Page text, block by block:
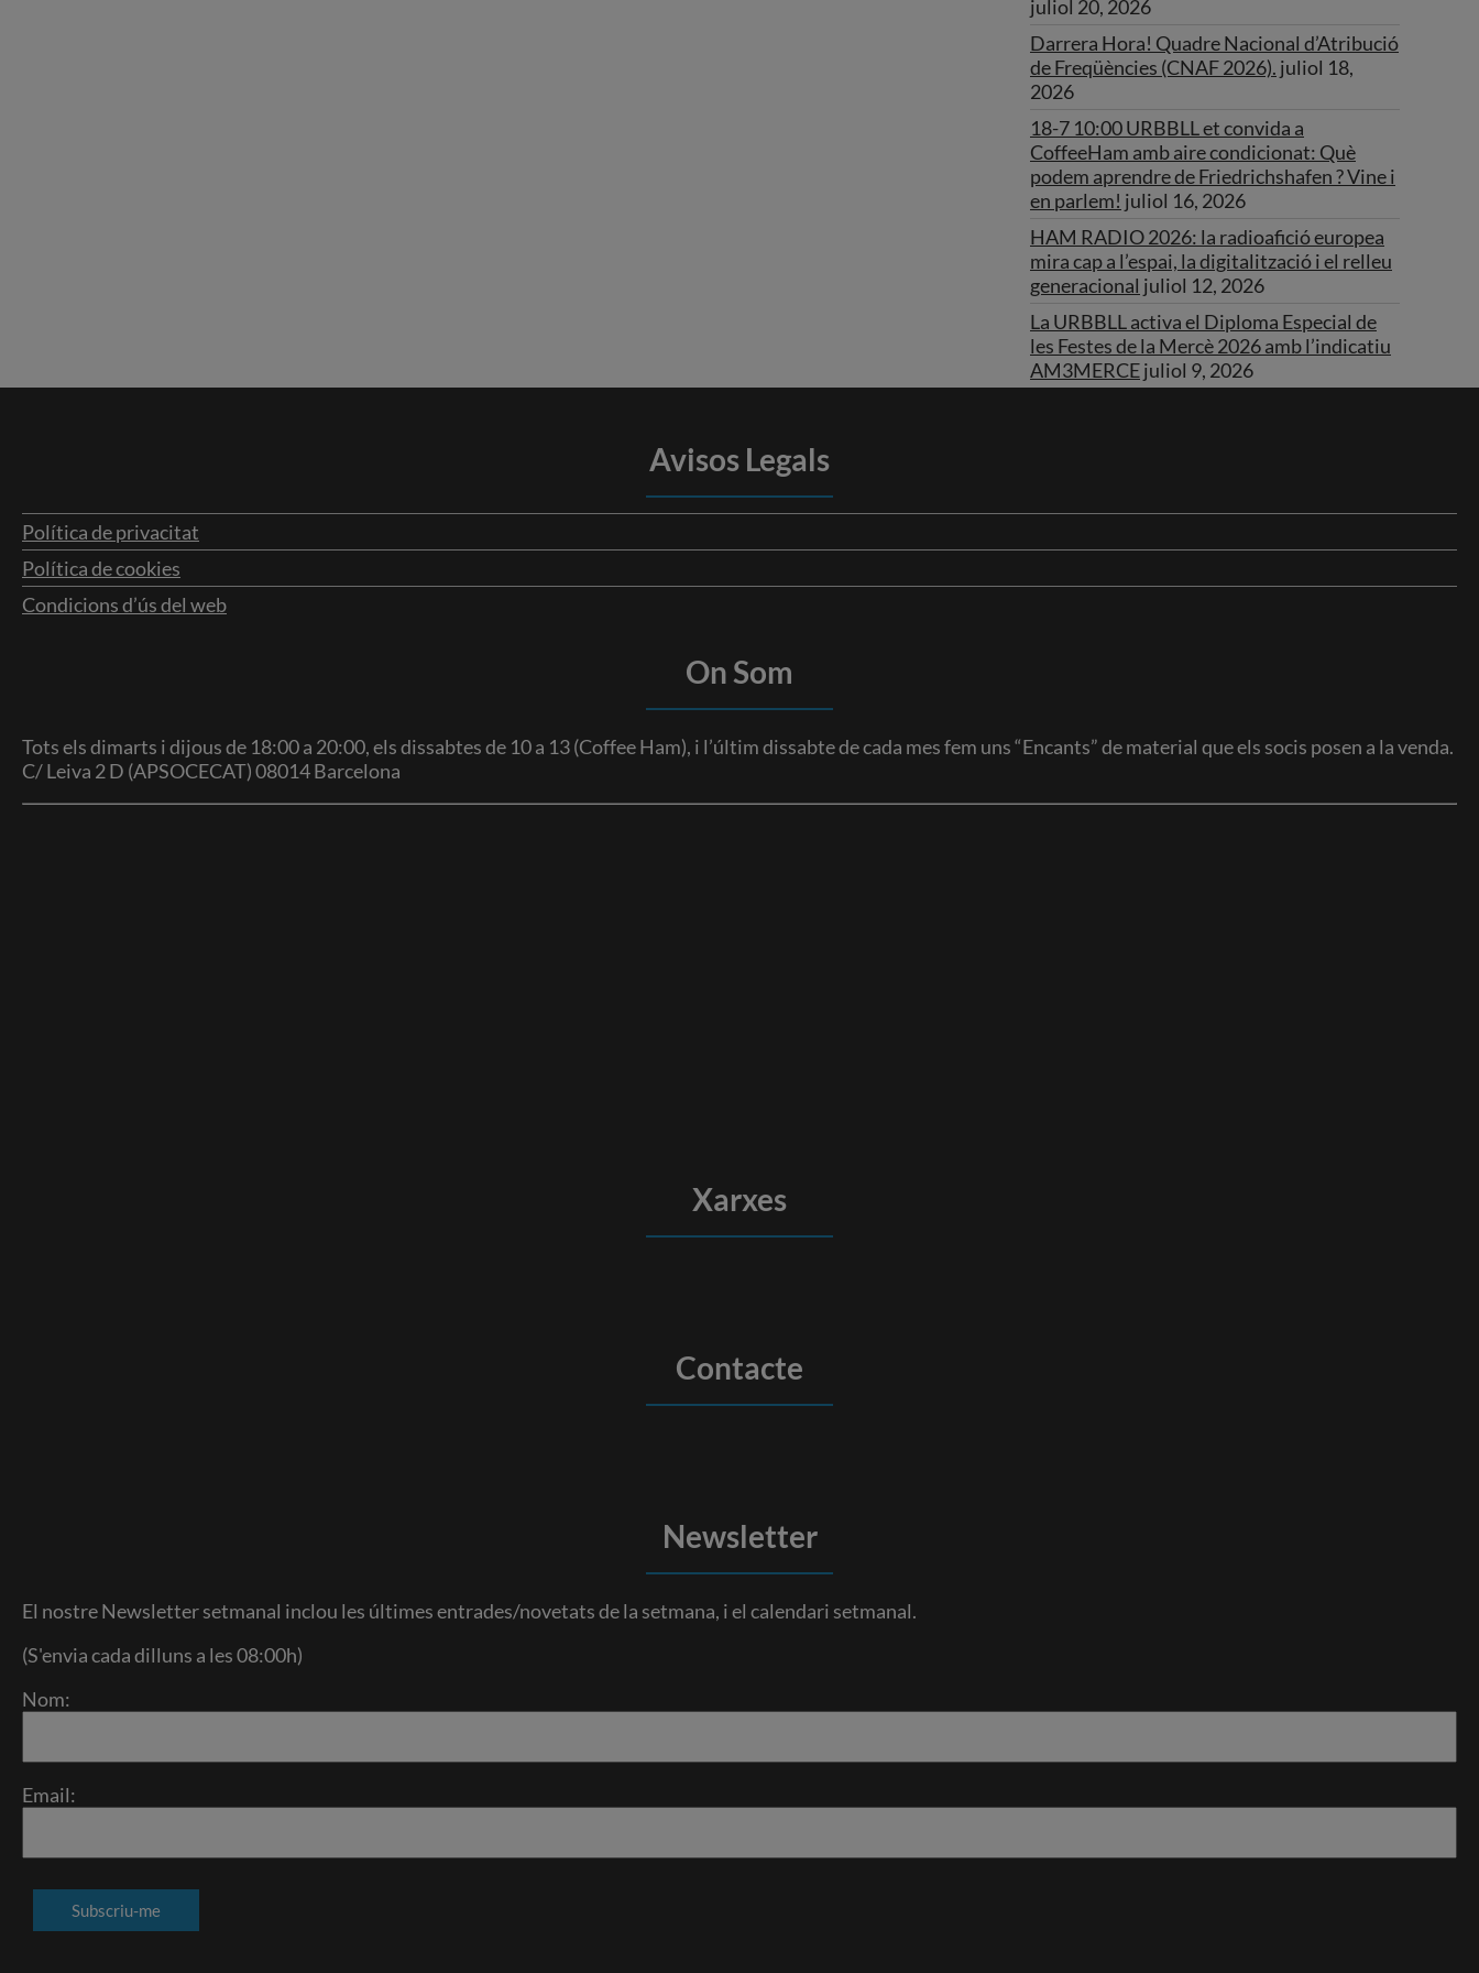
juliol 20, 2026
Darrera Hora! Quadre Nacional d’Atribució
de Freqüències (CNAF 2026). juliol 18,
2026
18-7 10:00 URBBLL et convida a
CoffeeHam amb aire condicionat: Què
podem aprendre de Friedrichshafen ? Vine i
en parlem! juliol 16, 2026
HAM RADIO 2026: la radioafició europea
mira cap a l’espai, la digitalització i el relleu
generacional juliol 12, 2026
La URBBLL activa el Diploma Especial de
les Festes de la Mercè 2026 amb l’indicatiu
AM3MERCEjuliol 9, 2026
Avisos Legals
Política de privacitat
Política de cookies
Condicions d’ús del web
On Som
Tots els dimarts i dijous de 18:00 a 20:00, els dissabtes de 10 a 13 (Coffee Ham), i l’últim dissabte de cada mes fem uns “Encants” de material que els socis posen a la venda.
C/ Leiva 2 D (APSOCECAT) 08014 Barcelona
Xarxes
Contacte
Newsletter
El nostre Newsletter setmanal inclou les últimes entrades/novetats de la setmana, i el calendari setmanal.
(S'envia cada dilluns a les 08:00h)
Nom:
Email: